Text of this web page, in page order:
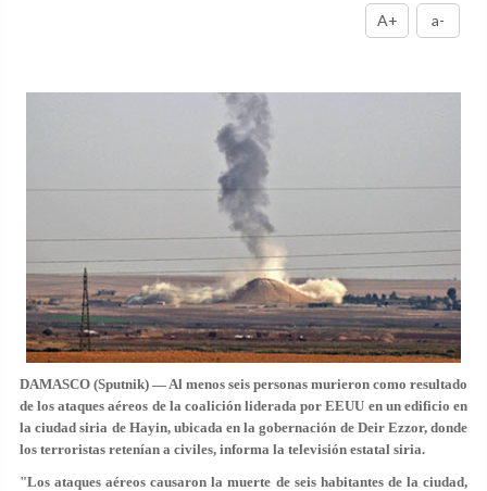
A+ a-
DAMASCO (Sputnik) — Al menos seis personas murieron como resultado
de los ataques aéreos de la coalición liderada por EEUU en un edificio en
la ciudad siria de Hayin, ubicada en la gobernación de Deir Ezzor, donde
los terroristas retenían a civiles, informa la televisión estatal siria.
"Los ataques aéreos causaron la muerte de seis habitantes de la ciudad,